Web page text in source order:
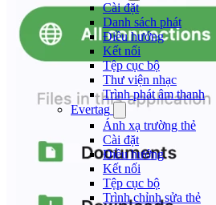
Cài đặt
Danh sách phát
Điều hướng
Kết nối
Tệp cục bộ
Thư viện nhạc
Trình phát âm thanh
Evertag
Ánh xạ trường thẻ
Cài đặt
Điều hướng
Kết nối
Tệp cục bộ
Trình chỉnh sửa thẻ